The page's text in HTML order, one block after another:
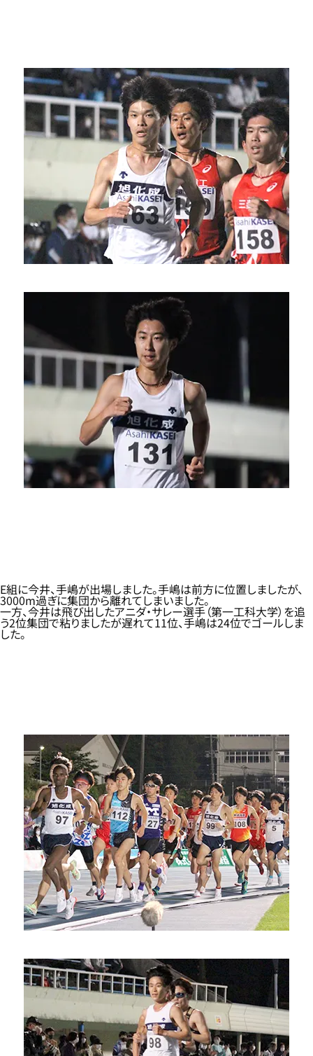
E組に今井、手嶋が出場しました。手嶋は前方に位置しましたが、
3000m過ぎに集団から離れてしまいました。
一方、今井は飛び出したアニダ・サレー選手（第一工科大学）を追
う2位集団で粘りましたが遅れて11位、手嶋は24位でゴールしま
した。